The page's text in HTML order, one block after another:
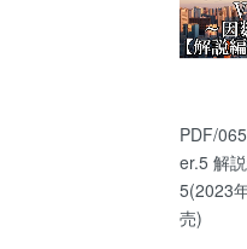
PDF/
er.5 解
5(2023
売)